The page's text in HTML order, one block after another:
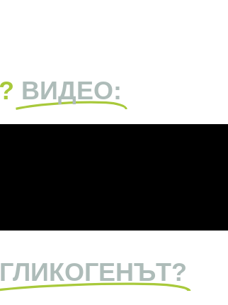
ВИДЕО:
ГЛИКОГЕНЪТ?